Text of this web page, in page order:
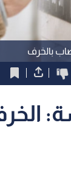
بالخرف